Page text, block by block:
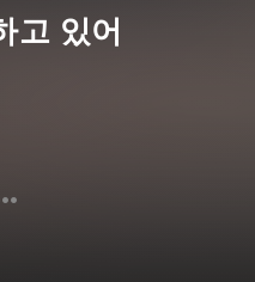
고 있어